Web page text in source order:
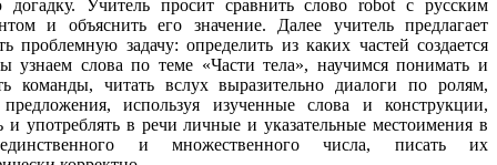
догадку. Учитель просит сравнить слово robot с русским
и объяснить его значение. Далее учитель предлагает
проблемную задачу: определить из каких частей создается
узнаем слова по теме «Части тела», научимся понимать и
команды, читать вслух выразительно диалоги по ролям,
используя изученные слова и конструкции,
и употреблять в речи личные и указательные местоимения в
и множественного числа, писать их